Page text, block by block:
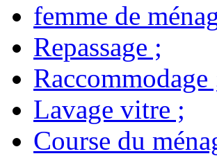
femme de
Repassage ;
Raccommodage
Lavage vitre ;
Course du